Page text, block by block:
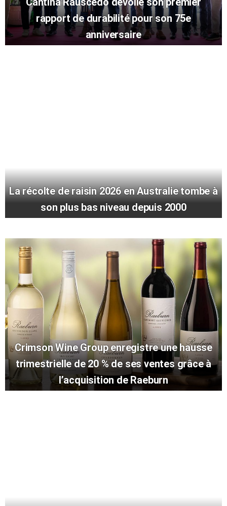
rapport de durabilité pour son 75e
anniversaire
La récolte de raisin 2026 en Australie tombe à
son plus bas niveau depuis 2000
Crimson Wine Group enregistre une hausse
trimestrielle de 20 % de ses ventes grâce à
l’acquisition de Raeburn